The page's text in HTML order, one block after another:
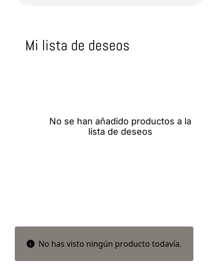
Mi lista de deseos
No se han añadido productos a la
lista de deseos
No has visto ningún producto todavía.